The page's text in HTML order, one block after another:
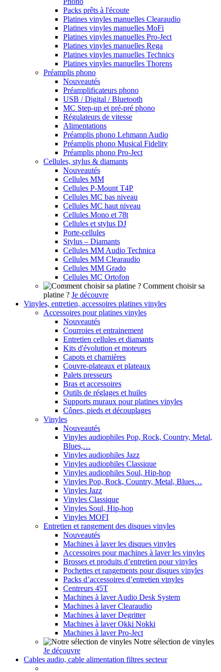
Packs prêts à l'écoute
Platines vinyles manuelles Clearaudio
Platines vinyles manuelles MoFi
Platines vinyles manuelles Pro-Ject
Platines vinyles manuelles Rega
Platines vinyles manuelles Technics
Platines vinyles manuelles Thorens
Préamplis phono
Nouveautés
Préamplificateurs phono
USB / Digital / Bluetooth
MC Step-up et pré-pré phono
Régulateurs de vitesse
Alimentations
Préamplis phono Lehmann Audio
Préamplis phono Musical Fidelity
Préamplis phono Pro-Ject
Cellules, stylus & diamants
Nouveautés
Cellules MM
Cellules P-Mount T4P
Cellules MC bas niveau
Cellules MC haut niveau
Cellules Mono et 78t
Cellules et stylus DJ
Porte-cellules
Stylus – Diamants
Cellules MM Audio Technica
Cellules MM Clearaudio
Cellules MM Grado
Cellules MC Ortofon
Comment choisir sa
platine ? Je découvre
Vinyles, entretien, accessoires platines vinyles
Accessoires pour platines vinyles
Nouveautés
Courroies et entrainement
Entretien cellules et diamants
Kits d'évolution et moteurs
Capots et charnières
Couvre-plateaux et plateaux
Palets presseurs
Bras et accessoires
Outils de réglages et huiles
Supports muraux pour platines vinyles
Cônes, pieds et découplages
Vinyles
Nouveautés
Vinyles audiophiles Pop, Rock, Country, Metal,
Blues,…
Vinyles audiophiles Jazz
Vinyles audiophiles Classique
Vinyles audiophiles Soul, Hip-hop
Vinyles Pop, Rock, Country, Metal, Blues…
Vinyles Jazz
Vinyles Classique
Vinyles Soul, Hip-hop
Vinyles MOFI
Entretien et rangement des disques vinyles
Nouveautés
Machines à laver les disques vinyles
Accessoires pour machines à laver les vinyles
Brosses et produits d’entretien pour vinyles
Pochettes et rangements pour disques vinyles
Packs d’accessoires d’entretien vinyles
Centreurs 45T
Machines à laver Audio Desk System
Machines à laver Clearaudio
Machines à laver Degritter
Machines à laver Okki Nokki
Machines à laver Pro-Ject
Notre sélection de vinyles
Je découvre
Cables audio, cable alimentation filtres secteur